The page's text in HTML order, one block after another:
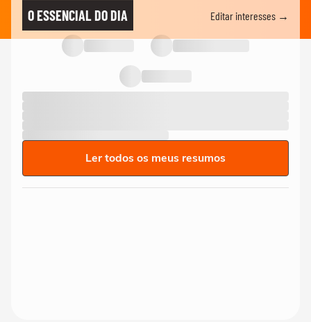
O ESSENCIAL DO DIA Editar interesses →
Ler todos os meus resumos